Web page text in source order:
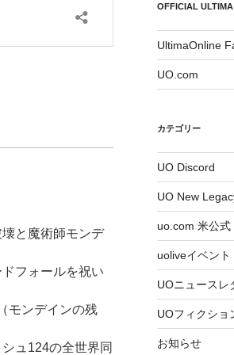
と魔術師モンデ
フォールを祝い
モンデインの残
ュ124の全世界同
OFFICIAL
UltimaOnline
UO.com
カテゴリー
UO Discord
UO New
uo.com 米公式
uoliveイベント
UOニュースレ
UOフィクショ
お知らせ